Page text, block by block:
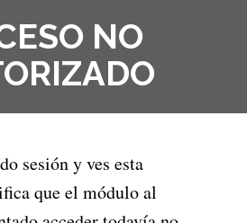
NO
sesión y ves esta
que el módulo al